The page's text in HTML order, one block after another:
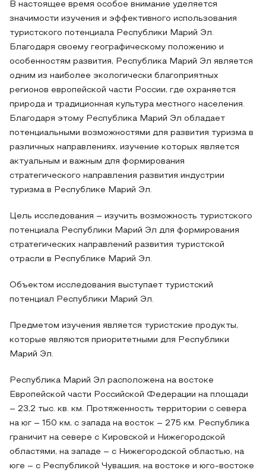
В настоящее время особое внимание уделяется
значимости изучения и эффективного использования
туристского потенциала Республики Марий Эл.
Благодаря своему географическому положению и
особенностям развития, Республика Марий Эл является
одним из наиболее экологически благоприятных
регионов европейской части России, где охраняется
природа и традиционная культура местного населения.
Благодаря этому Республика Марий Эл обладает
потенциальными возможностями для развития туризма в
различных направлениях, изучение которых является
актуальным и важным для формирования
стратегического направления развития индустрии
туризма в Республике Марий Эл.
Цель исследования – изучить возможность туристского
потенциала Республики Марий Эл для формирования
стратегических направлений развития туристской
отрасли в Республике Марий Эл.
Объектом исследования выступает туристский
потенциал Республики Марий Эл.
Предметом изучения является туристские продукты,
которые являются приоритетными для Республики
Марий Эл.
Республика Марий Эл расположена на востоке
Европейской части Российской Федерации на площади
– 23,2 тыс. кв. км. Протяженность территории с севера
на юг – 150 км, с запада на восток – 275 км. Республика
граничит на севере с Кировской и Нижегородской
областями, на западе – с Нижегородской областью, на
юге – с Республикой Чувашия, на востоке и юго-востоке